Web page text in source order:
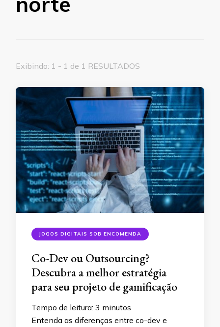
Exibindo: 1 - 1 de 1 RESULTADOS
JOGOS DIGITAIS SOB ENCOMENDA
Co-Dev ou Outsourcing?
Descubra a melhor estratégia
para seu projeto de gamificação
Tempo de leitura: 3 minutos
Entenda as diferenças entre co-dev e